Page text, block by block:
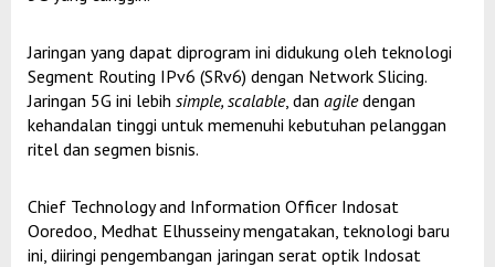
Jaringan yang dapat diprogram ini didukung oleh teknologi
Segment Routing IPv6 (SRv6) dengan Network Slicing.
Jaringan 5G ini lebih simple, scalable, dan agiledengan
kehandalan tinggi untuk memenuhi kebutuhan pelanggan
ritel dan segmen bisnis.
Chief Technology and Information Officer Indosat
Ooredoo, Medhat Elhusseiny mengatakan, teknologi baru
ini, diiringi pengembangan jaringan serat optik Indosat